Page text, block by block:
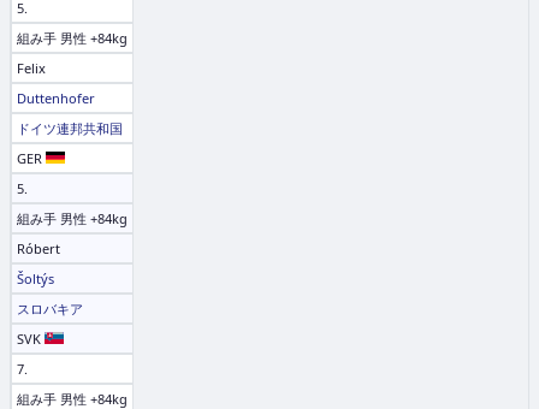
5.
組み手 男性 +84kg
Felix
Duttenhofer
ドイツ連邦共和国
GER
5.
組み手 男性 +84kg
Róbert
Šoltýs
スロバキア
SVK
7.
組み手 男性 +84kg